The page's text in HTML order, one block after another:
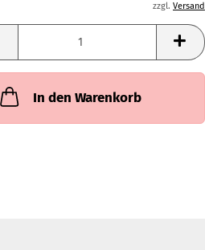
zzgl. Versand
In den Warenkorb